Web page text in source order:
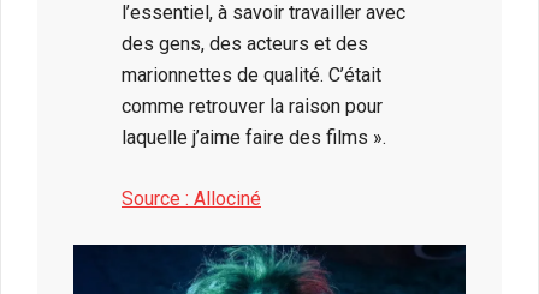
l’essentiel, à savoir travailler avec
des gens, des acteurs et des
marionnettes de qualité. C’était
comme retrouver la raison pour
laquelle j’aime faire des films ».
Source : Allociné